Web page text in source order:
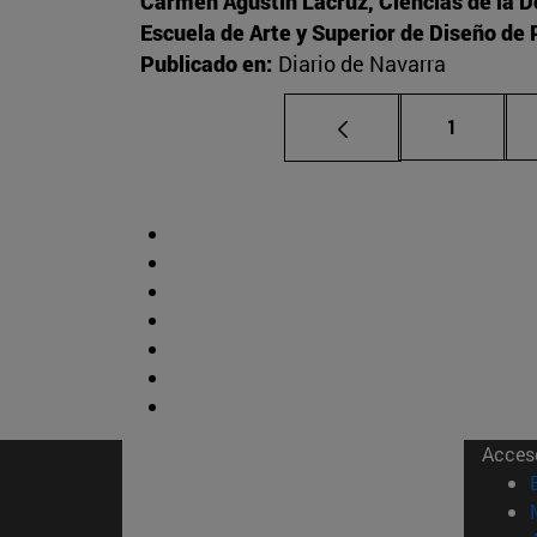
Escuela de Arte y Superior de Diseño de
Publicado en: Diario de Navarra
Página
1